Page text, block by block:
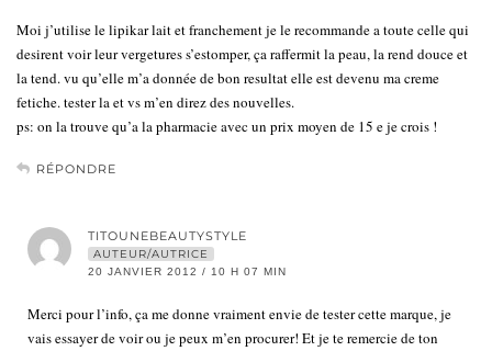
Moi j’utilise le lipikar lait et franchement je le recommande a toute celle qui
desirent voir leur vergetures s’estomper, ça raffermit la peau, la rend douce et
la tend. vu qu’elle m’a donnée de bon resultat elle est devenu ma creme
fetiche. tester la et vs m’en direz des nouvelles.
ps: on la trouve qu’a la pharmacie avec un prix moyen de 15 e je crois !
RÉPONDRE
TITOUNEBEAUTYSTYLE
AUTEUR/AUTRICE
20 JANVIER 2012 / 10 H 07 MIN
Merci pour l’info, ça me donne vraiment envie de tester cette marque, je
vais essayer de voir ou je peux m’en procurer! Et je te remercie de ton